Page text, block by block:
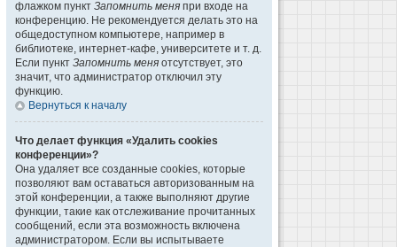
флажком пункт Запомнить меня при входе на
конференцию. Не рекомендуется делать это на
общедоступном компьютере, например в
библиотеке, интернет-кафе, университете и т. д.
Если пункт Запомнить меня отсутствует, это
значит, что администратор отключил эту
функцию.
Вернуться к началу
Что делает функция «Удалить cookies
конференции»?
Она удаляет все созданные cookies, которые
позволяют вам оставаться авторизованным на
этой конференции, а также выполняют другие
функции, такие как отслеживание прочитанных
сообщений, если эта возможность включена
администратором. Если вы испытываете